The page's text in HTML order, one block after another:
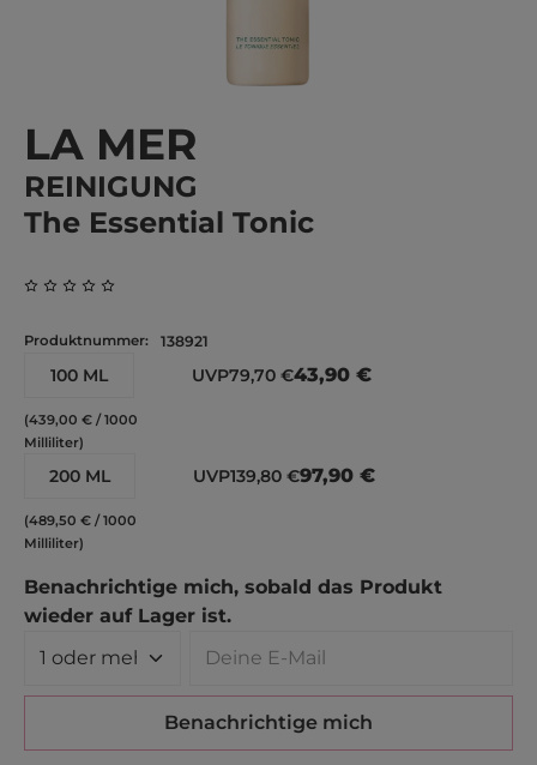
LA MER
REINIGUNG
The Essential Tonic
Produktnummer: 138921
100 ML
(439,00 € / 1000
Milliliter)
UVP79,70 €43,90 €
200 ML
(489,50 € / 1000
Milliliter)
UVP139,80 €97,90 €
Benachrichtige mich, sobald das Produkt
wieder auf Lager ist.
Benachrichtige mich